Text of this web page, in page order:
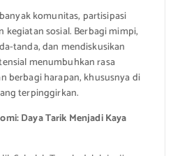
komunitas, partisipasi
kegiatan sosial. Berbagi mimpi,
tanda, dan mendiskusikan
menumbuhkan rasa
berbagi harapan, khususnya di
terpinggirkan.
Daya Tarik Menjadi Kaya